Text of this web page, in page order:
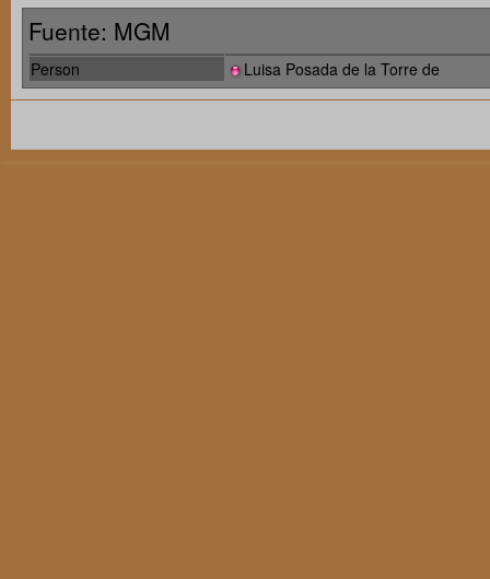
Fuente: MGM
Person Luisa Posada de la Torre de